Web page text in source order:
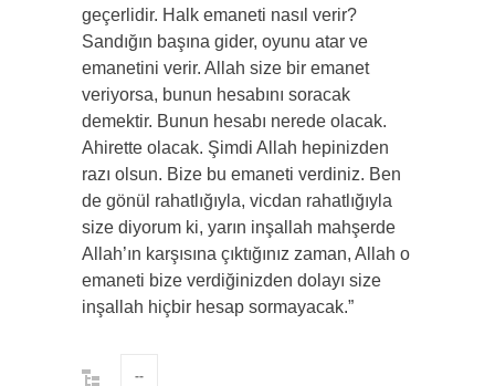
geçerlidir. Halk emaneti nasıl verir?
Sandığın başına gider, oyunu atar ve
emanetini verir. Allah size bir emanet
veriyorsa, bunun hesabını soracak
demektir. Bunun hesabı nerede olacak.
Ahirette olacak. Şimdi Allah hepinizden
razı olsun. Bize bu emaneti verdiniz. Ben
de gönül rahatlığıyla, vicdan rahatlığıyla
size diyorum ki, yarın inşallah mahşerde
Allah’ın karşısına çıktığınız zaman, Allah o
emaneti bize verdiğinizden dolayı size
inşallah hiçbir hesap sormayacak.”
--